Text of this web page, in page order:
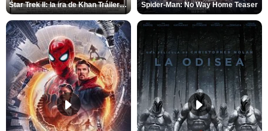
Star Trek II: la ira de Khan Tráiler VO Spider-Man: No Way Home Teaser